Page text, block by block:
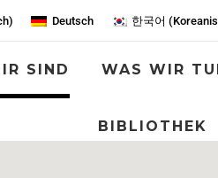
) Deutsch 한국어 (
SIND WAS WIR
BIBLIOTHEK